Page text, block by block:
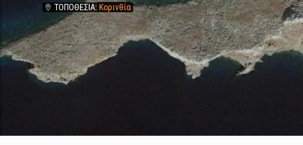
ΤΟΠΟΘΕΣΙΑ: Κορινθία